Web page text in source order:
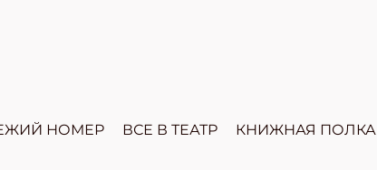
НОМЕР ВСЕ В ТЕАТР КНИЖНАЯ ПОЛКА